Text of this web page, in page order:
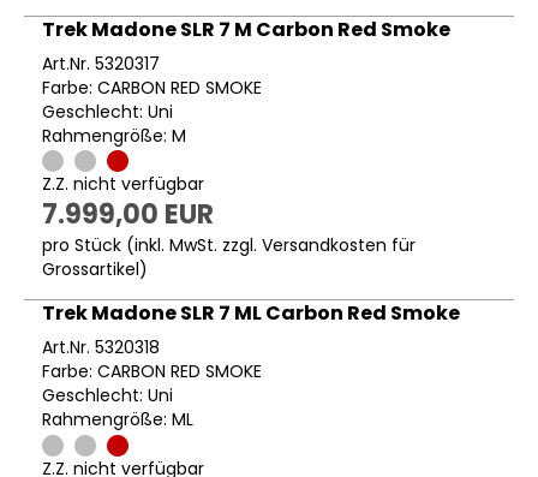
Trek Madone SLR 7 M Carbon Red Smoke
Art.Nr. 5320317
Farbe: CARBON RED SMOKE
Geschlecht: Uni
Rahmengröße: M
Z.Z. nicht verfügbar
7.999,00 EUR
pro Stück (inkl. MwSt. zzgl. Versandkosten für
Grossartikel)
Trek Madone SLR 7 ML Carbon Red Smoke
Art.Nr. 5320318
Farbe: CARBON RED SMOKE
Geschlecht: Uni
Rahmengröße: ML
Z.Z. nicht verfügbar